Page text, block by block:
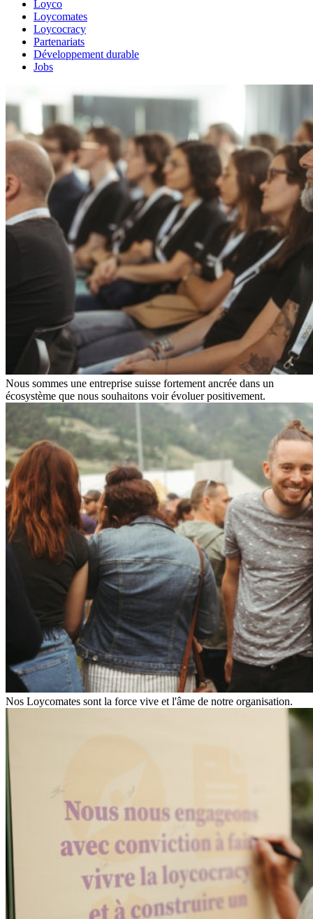
Loyco
Loycomates
Loycocracy
Partenariats
Développement durable
Jobs
Nous sommes une entreprise suisse fortement ancrée dans un
écosystème que nous souhaitons voir évoluer positivement.
Nos Loycomates sont la force vive et l'âme de notre organisation.